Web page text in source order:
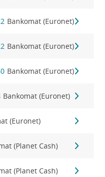
Bankomat (Euronet)
Bankomat (Euronet)
Bankomat (Euronet)
Bankomat (Euronet)
(Euronet)
(Planet Cash)
(Planet Cash)